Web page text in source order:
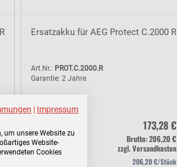
Ersatzakku für AEG Protect C.2000 R
Art.Nr.: PROT.C.2000.R
Garantie: 2 Jahre
173,28 €
Brutto: 206,20 €
zzgl. Versandkosten
206,20 €/Stück
| Impressum
um unsere Website zu
Website-
Cookies